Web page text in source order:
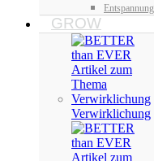
Entspannung
GROW
Verwirklichung